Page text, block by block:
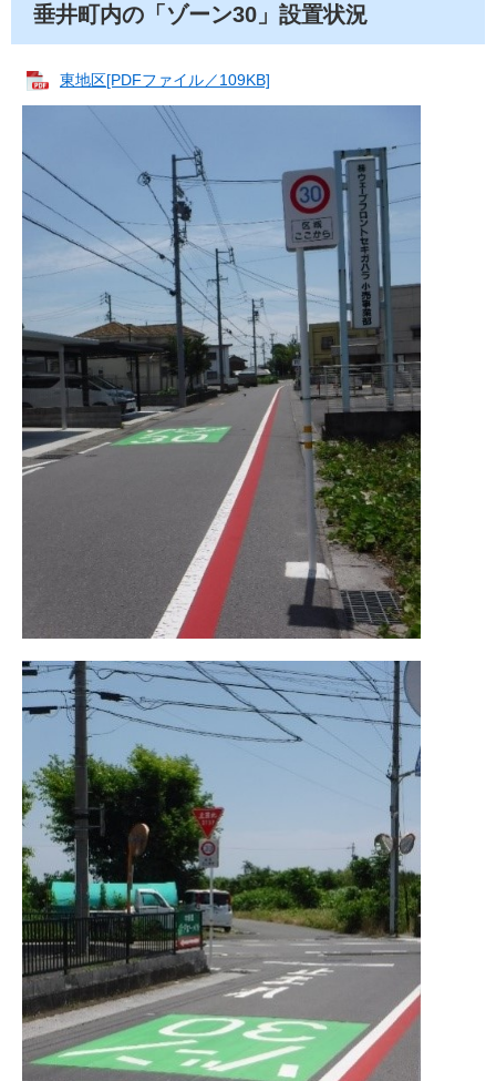
垂井町内の「ゾーン30」設置状況
東地区[PDFファイル／109KB]